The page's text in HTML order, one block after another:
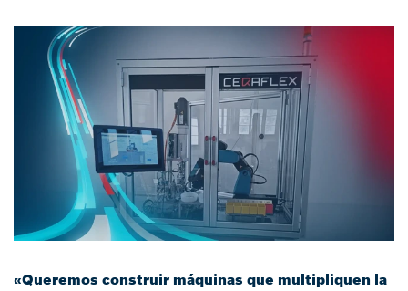
«Queremos construir máquinas que multipliquen la